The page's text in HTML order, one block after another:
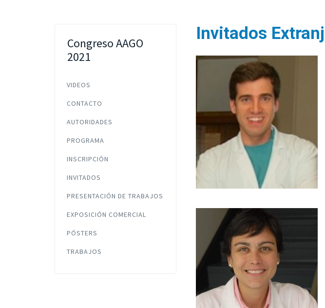
Invitados
Congreso AAGO
2021
VIDEOS
CONTACTO
AUTORIDADES
PROGRAMA
INSCRIPCIÓN
INVITADOS
PRESENTACIÓN DE TRABAJOS
EXPOSICIÓN COMERCIAL
PÓSTERS
TRABAJOS